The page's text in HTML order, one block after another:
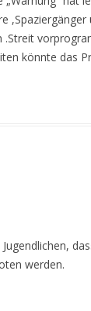
,Spaziergänger
.Streit
könnte das
werden.